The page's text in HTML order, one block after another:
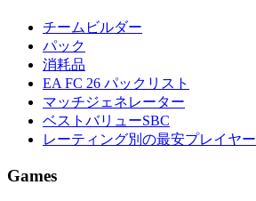
チームビルダー
パック
消耗品
EA FC 26 パックリスト
マッチジェネレーター
ベストバリューSBC
レーティング別の最安プレイヤー
Games